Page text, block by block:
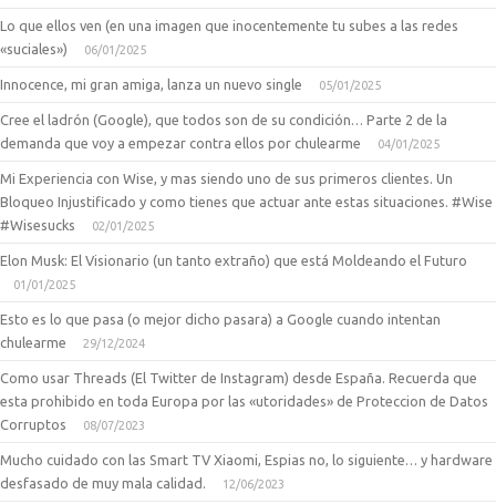
Lo que ellos ven (en una imagen que inocentemente tu subes a las redes
«suciales»)
06/01/2025
Innocence, mi gran amiga, lanza un nuevo single 05/01/2025
Cree el ladrón (Google), que todos son de su condición… Parte 2 de la
demanda que voy a empezar contra ellos por chulearme
04/01/2025
Mi Experiencia con Wise, y mas siendo uno de sus primeros clientes. Un
Bloqueo Injustificado y como tienes que actuar ante estas situaciones. #Wise
#Wisesucks
02/01/2025
Elon Musk: El Visionario (un tanto extraño) que está Moldeando el Futuro
01/01/2025
Esto es lo que pasa (o mejor dicho pasara) a Google cuando intentan
chulearme
29/12/2024
Como usar Threads (El Twitter de Instagram) desde España. Recuerda que
esta prohibido en toda Europa por las «utoridades» de Proteccion de Datos
Corruptos
08/07/2023
Mucho cuidado con las Smart TV Xiaomi, Espias no, lo siguiente… y hardware
desfasado de muy mala calidad.
12/06/2023